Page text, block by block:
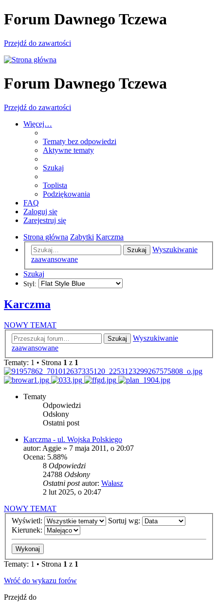
Forum Dawnego Tczewa
Przejdź do zawartości
Forum Dawnego Tczewa
Przejdź do zawartości
Więcej…
Tematy bez odpowiedzi
Aktywne tematy
Szukaj
Toplista
Podziękowania
FAQ
Zaloguj się
Zarejestruj się
Strona główna Zabytki Karczma
Szukaj
Wyszukiwanie
zaawansowane
Szukaj
Styl:
Karczma
NOWY TEMAT
Szukaj
Wyszukiwanie
zaawansowane
Tematy: 1 • Strona 1 z 1
Tematy
Odpowiedzi
Odsłony
Ostatni post
Karczma - ul. Wojska Polskiego
autor: Aggie » 7 maja 2011, o 20:07
Ocena: 5.88%
8 Odpowiedzi
24788 Odsłony
Ostatni postautor: Wałasz
2 lut 2025, o 20:47
NOWY TEMAT
Wyświetl:
Sortuj wg:
Kierunek:
Tematy: 1 • Strona 1 z 1
Wróć do wykazu forów
Przejdź do